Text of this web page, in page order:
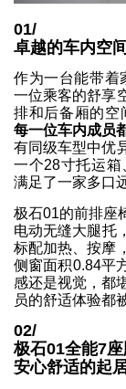
01/
卓越的车内空
作为一台能带着
一位乘客的舒享
排和后备厢的空
每一位车内成员
有同级车型中优
一个28寸托运箱
满足了一家多口
极石01的前排座
电动无缝大腿托
标配加热、按摩
侧窗面积0.84平
感还是视觉，都
员的舒适体验都
02/
极石01全能7座
安心舒适的起